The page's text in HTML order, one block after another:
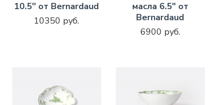
10.5'' от Bernardaud
10350 руб.
масла 6.5" от
Bernardaud
6900 руб.